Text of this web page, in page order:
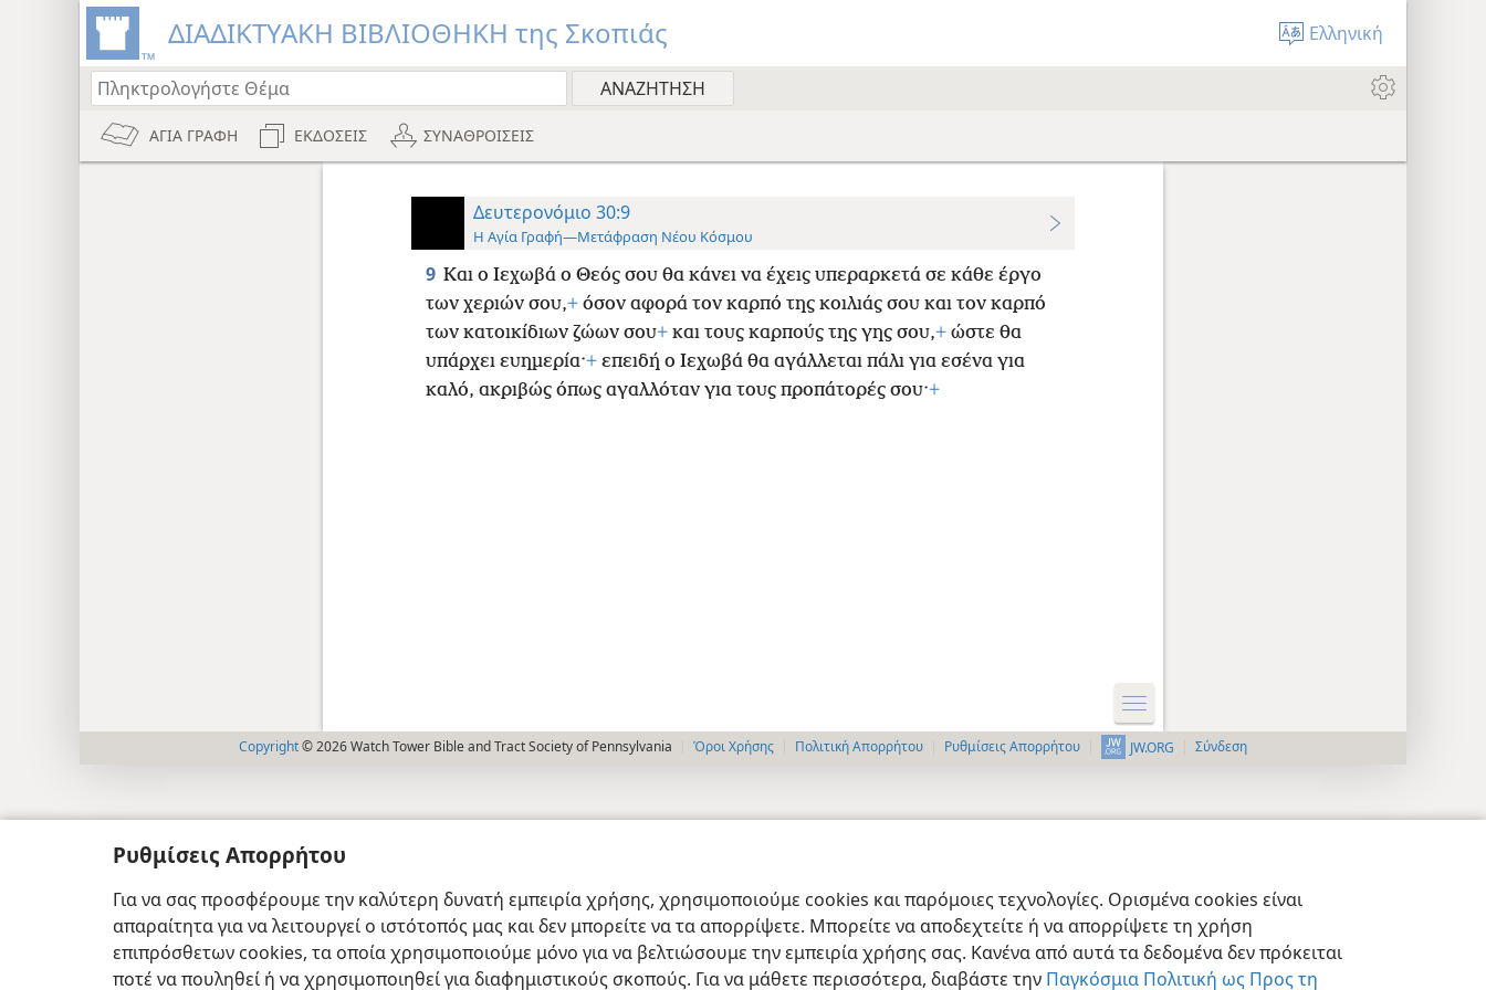
Ρυθμίσεις Απορρήτου
Για να σας προσφέρουμε την καλύτερη δυνατή εμπειρία χρήσης, χρησιμοποιούμε cookies και παρόμοιες τεχνολογίες. Ορισμένα cookies είναι
απαραίτητα για να λειτουργεί ο ιστότοπός μας και δεν μπορείτε να τα απορρίψετε. Μπορείτε να αποδεχτείτε ή να απορρίψετε τη χρήση
επιπρόσθετων cookies, τα οποία χρησιμοποιούμε μόνο για να βελτιώσουμε την εμπειρία χρήσης σας. Κανένα από αυτά τα δεδομένα δεν πρόκειται
ποτέ να πουληθεί ή να χρησιμοποιηθεί για διαφημιστικούς σκοπούς. Για να μάθετε περισσότερα, διαβάστε την Παγκόσμια Πολιτική ως Προς τη
ΔΙΑΔΙΚΤΥΑΚΗ ΒΙΒΛΙΟΘΗΚΗ της Σκοπιάς Ελληνική
ΑΓΙΑ ΓΡΑΦΗ ΕΚΔΟΣΕΙΣ ΣΥΝΑΘΡΟΙΣΕΙΣ
Δευτερονόμιο 30:9
Η Αγία Γραφή—Μετάφραση Νέου Κόσμου
9 Και ο Ιεχωβά ο Θεός σου θα κάνει να έχεις υπεραρκετά σε κάθε έργο
των χεριών σου,+όσον αφορά τον καρπό της κοιλιάς σου και τον καρπό
των κατοικίδιων ζώων σου+και τους καρπούς της γης σου,+ώστε θα
υπάρχει ευημερία·+επειδή ο Ιεχωβά θα αγάλλεται πάλι για εσένα για
καλό, ακριβώς όπως αγαλλόταν για τους προπάτορές σου·+
Copyright© 2026 Watch Tower Bible and Tract Society of Pennsylvania Όροι Χρήσης Πολιτική Απορρήτου Ρυθμίσεις Απορρήτου JW.ORG Σύνδεση